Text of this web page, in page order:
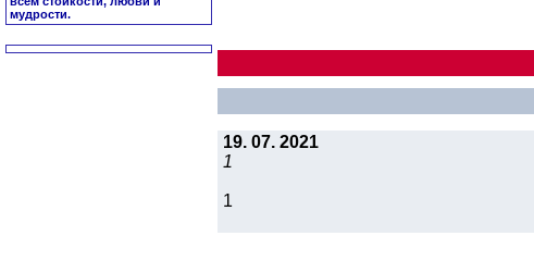
мудрости.
19. 07. 2021
1
1